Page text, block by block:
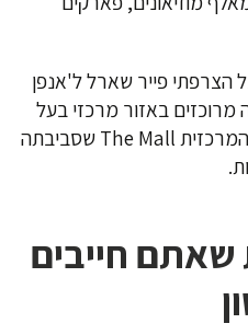
הצרפתי פייר שארל ל'אנפן
באזור מרכזי בעל
עוצמה, אזור ה'מול' – השדרה המרכזית The Mall שסביבתה
שאתם חייבים